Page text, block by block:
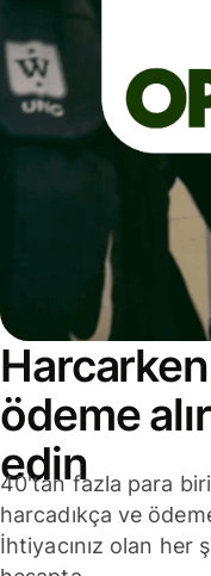
ödeme
edin
40'tan fazla para
harcadıkça ve
İhtiyacınız olan her